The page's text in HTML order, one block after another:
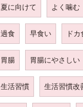
夏に向けて よく噛む
過食 早食い ド
胃腸 胃腸にやさしい
生活習慣 生活習慣改